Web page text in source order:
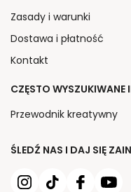
ŚLEDŹ NAS I DAJ SIĘ
Zasady i warunki
Dostawa i płatność
Kontakt
CZĘSTO WYSZUKIWANE
Przewodnik kreatywny